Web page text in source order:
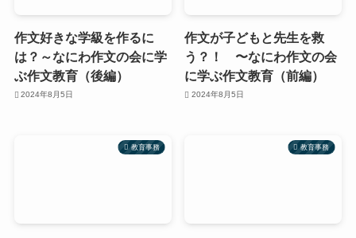
作文好きな学級を作るに
は？～なにわ作文の会に学
ぶ作文教育（後編）
2024年8月5日
作文が子どもと先生を救
う？！ 〜なにわ作文の会
に学ぶ作文教育（前編）
2024年8月5日
教育事務 教育事務